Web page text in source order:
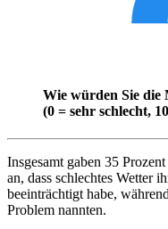
Wie würden Sie die
(0 = sehr schlecht,
Insgesamt gaben 35
an, dass schlechtes Wetter
beeinträchtigt habe,
Problem nannten.